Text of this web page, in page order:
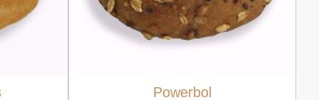
Powerbol